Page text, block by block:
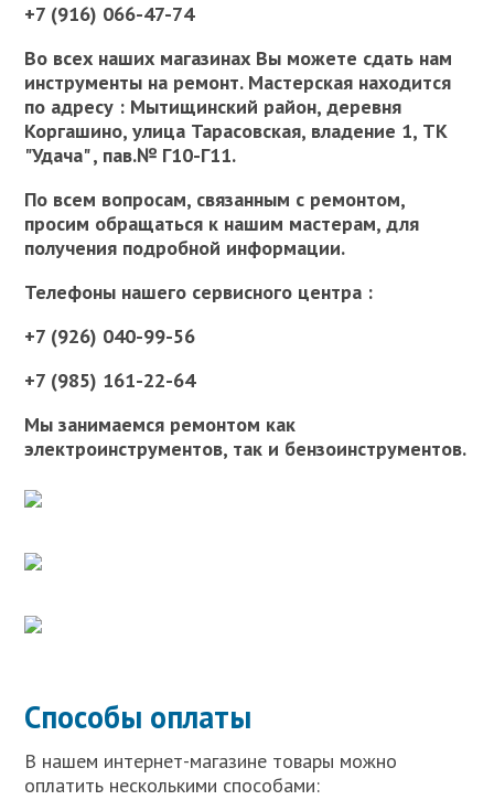
+7 (916) 066-47-74
Во всех наших магазинах Вы можете сдать нам
инструменты на ремонт. Мастерская находится
по адресу : Мытищинский район, деревня
Коргашино, улица Тарасовская, владение 1, ТК
"Удача" , пав.№ Г10-Г11.
По всем вопросам, связанным с ремонтом,
просим обращаться к нашим мастерам, для
получения подробной информации.
Телефоны нашего сервисного центра :
+7 (926) 040-99-56
+7 (985) 161-22-64
Мы занимаемся ремонтом как
электроинструментов, так и бензоинструментов.
Способы оплаты
В нашем интернет-магазине товары можно
оплатить несколькими способами: